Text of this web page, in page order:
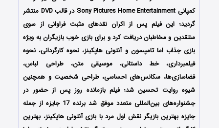
کمپانی Sony Pictures Home Entertainment در قالب DVD منتشر
گردید؛ این فیلم پس از اکران نقدهای مثبت فراوانی از سوی
منتقدین و مخاطبان دریافت کرد و برای بازی خوب بازیگران به ویژه
بازی جذاب اما تامپسون و آنتونی هاپکینز، نحوه کارگردانی، نحوه
فیلمبرداری، خط داستانی، موسیقی متن، طراحی لباس،
فضاسازی‌ها، سکانس‌های احساسی، طراحی شخصیت و همچنین
شیوه روایت تحسین شد؛ فیلم بازمانده روز پس از حضور در
جشنواره‌‌های بین‌المللی متعدد موفق شد برنده 17 جایزه از جمله
جایزه بهترین بازیگر نقش اول مرد با بازی آنتونی هاپکینز، بهترین